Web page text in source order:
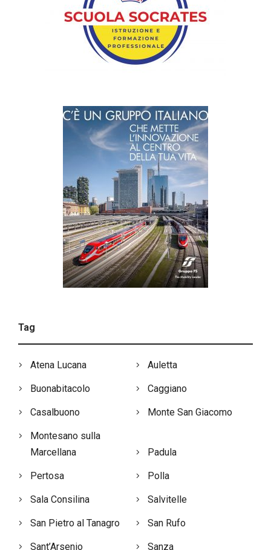
Tag
Atena Lucana Auletta
Buonabitacolo Caggiano
Casalbuono Monte San Giacomo
Montesano sulla
Marcellana
Padula
Pertosa Polla
Sala Consilina Salvitelle
San Pietro al Tanagro San Rufo
Sant’Arsenio Sanza